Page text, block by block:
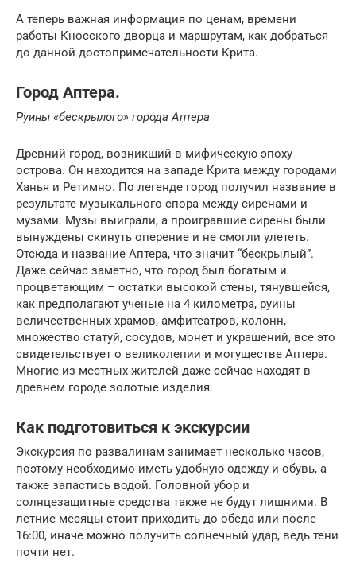
А теперь важная информация по ценам, времени
работы Кносского дворца и маршрутам, как добраться
до данной достопримечательности Крита.
Город Аптера.
Руины «бескрылого» города Аптера
Древний город, возникший в мифическую эпоху
острова. Он находится на западе Крита между городами
Ханья и Ретимно. По легенде город получил название в
результате музыкального спора между сиренами и
музами. Музы выиграли, а проигравшие сирены были
вынуждены скинуть оперение и не смогли улететь.
Отсюда и название Аптера, что значит “бескрылый”.
Даже сейчас заметно, что город был богатым и
процветающим – остатки высокой стены, тянувшейся,
как предполагают ученые на 4 километра, руины
величественных храмов, амфитеатров, колонн,
множество статуй, сосудов, монет и украшений, все это
свидетельствует о великолепии и могуществе Аптера.
Многие из местных жителей даже сейчас находят в
древнем городе золотые изделия.
Как подготовиться к экскурсии
Экскурсия по развалинам занимает несколько часов,
поэтому необходимо иметь удобную одежду и обувь, а
также запастись водой. Головной убор и
солнцезащитные средства также не будут лишними. В
летние месяцы стоит приходить до обеда или после
16:00, иначе можно получить солнечный удар, ведь тени
почти нет.